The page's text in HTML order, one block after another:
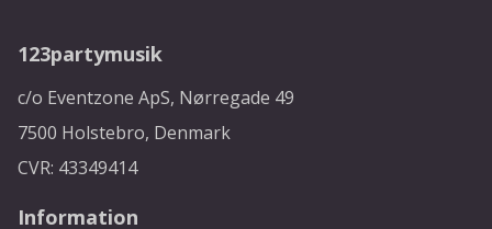
123partymusik
c/o Eventzone ApS, Nørregade 49
7500 Holstebro, Denmark
CVR: 43349414
Information